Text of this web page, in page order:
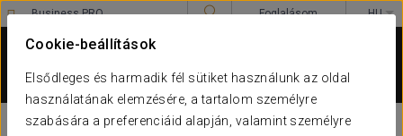
Cookie-beállítások
Elsődleges és harmadik fél sütiket használunk az oldal
használatának elemzésére, a tartalom személyre
szabására a preferenciáid alapján, valamint személyre
Business PRO
Foglalásom HU
****
BUDAPEST
Budapest
ROMANTIKUS ÉLMÉNY